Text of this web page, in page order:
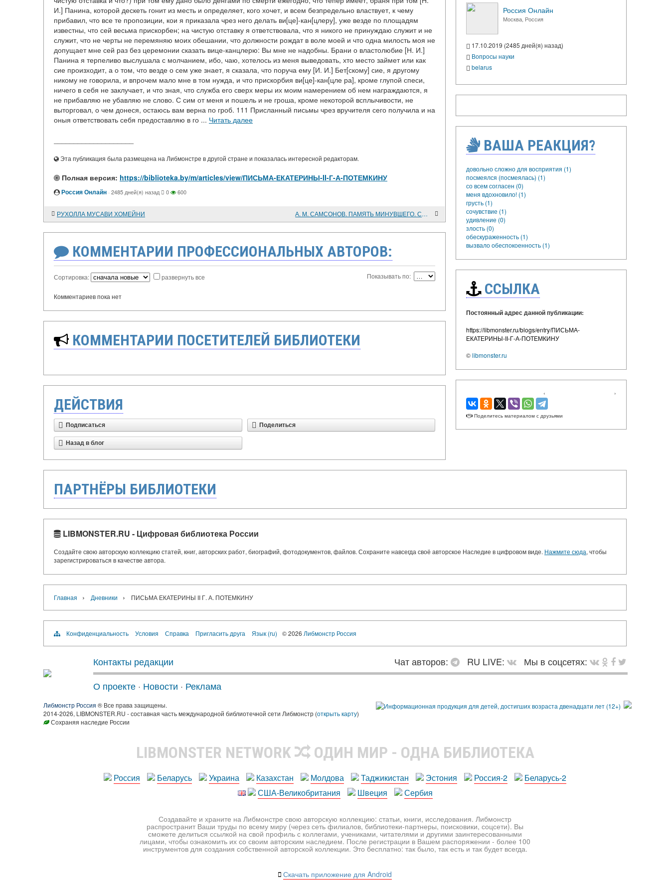
И.] Панина, которой дескеть гонит из месть и определяет, кого хочет, и всем безпредельно властвует, к чему
прибавил, что все те пропозиции, кои я приказала чрез него делать ви[це]-кан[цлеру], уже везде по площадям
известны, что сей весьма прискорбен; на чистую отставку я ответствовала, что я никого не принуждаю служит и не
служит, что не черты не перемяняю моих обешании, что должности рождат в воле моей и что одна милость моя не
допущает мне сей раз без церемонии сказать вице-канцлерю: Вы мне не надобны. Брани о властолюбие [Н. И.]
Панина я терпеливо выслушала с молчанием, ибо, чаю, хотелось из меня выведовать, хто место займет или как
сие произходит, а о том, что везде о сем уже знает, я сказала, что поруча ему [И. И.] Бет[скому] сие, я другому
никому не говорила, и впрочем мало мне в том нужда, и что прискорбия ви[це]-кан[цле ра], кроме глупой спеси,
ничего в себя не заклучает, и что зная, что служба его сверх меры их моим намерением об нем награждаются, я
не прибавляю не убавляю не слово. С сим от меня и пошель и не гроша, кроме некоторой всплычивости, не
выторговал, о чем донеся, остаюсь вам верна по гроб. 111 Присланный письмы чрез вручителя сего получила и на
оныя ответствовать себя предоставляю в го ... Читать далее
Эта публикация была размещена на Либмонстре в другой стране и показалась интересной редакторам.
Полная версия: https://biblioteka.by/m/articles/view/ПИСЬМА-ЕКАТЕРИНЫ-II-Г-А-ПОТЕМКИНУ
Россия Онлайн · 2485 дней(я) назад 0 600
РУХОЛЛА МУСАВИ ХОМЕЙНИ А. М. САМСОНОВ. ПАМЯТЬ МИНУВШЕГО. СОБЫТИЯ, ЛЮДИ, ИСТОРИЯ; А. М. САМСОНОВ. ЗНАТЬ И ПОМНИТЬ. ДИАЛОГ ИСТОРИКА С ЧИТАТЕЛЕМ
КОММЕНТАРИИ ПРОФЕССИОНАЛЬНЫХ АВТОРОВ:
Сортировка: развернуть все Показывать по:
Комментариев пока нет
КОММЕНТАРИИ ПОСЕТИТЕЛЕЙ БИБЛИОТЕКИ
ДЕЙСТВИЯ
Подписаться Поделиться
Назад в блог
Россия Онлайн
Москва, Россия
17.10.2019 (2485 дней(я) назад)
Вопросы науки
belarus
ВАША РЕАКЦИЯ?
довольно сложно для восприятия (1)
посмеялся (посмеялась) (1)
со всем согласен (0)
меня вдохновило! (1)
грусть (1)
сочувствие (1)
удивление (0)
злость (0)
обескураженность (1)
вызвало обеспокоенность (1)
ССЫЛКА
Постоянный адрес данной публикации:
https://libmonster.ru/blogs/entry/ПИСЬМА-
ЕКАТЕРИНЫ-II-Г-А-ПОТЕМКИНУ
©libmonster.ru
‹ ›
Поделитесь материалом с друзьями
ПАРТНЁРЫ БИБЛИОТЕКИ
LIBMONSTER.RU - Цифровая библиотека России
Создайте свою авторскую коллекцию статей, книг, авторских работ, биографий, фотодокументов, файлов. Сохраните навсегда своё авторское Наследие в цифровом виде. Нажмите сюда, чтобы
зарегистрироваться в качестве автора.
Главная › Дневники › ПИСЬМА ЕКАТЕРИНЫ II Г. А. ПОТЕМКИНУ
Конфиденциальность Условия Справка Пригласить друга Язык (ru) © 2026 Либмонстр Россия
Контакты редакции Чат авторов: RU LIVE:
Мы в соцсетях:
О проекте · Новости · Реклама
Либмонстр Россия ® Все права защищены.
2014-2026, LIBMONSTER.RU - составная часть международной библиотечной сети Либмонстр (открыть карту)
Сохраняя наследие России
LIBMONSTER NETWORK ОДИН МИР - ОДНА БИБЛИОТЕКА
Россия Беларусь Украина Казахстан Молдова Таджикистан Эстония Россия-2
Беларусь-2
США-Великобритания
Швеция Сербия
Создавайте и храните на Либмонстре свою авторскую коллекцию: статьи, книги, исследования. Либмонстр
распространит Ваши труды по всему миру (через сеть филиалов, библиотеки-партнеры, поисковики, соцсети). Вы
сможете делиться ссылкой на свой профиль с коллегами, учениками, читателями и другими заинтересованными
лицами, чтобы ознакомить их со своим авторским наследием. После регистрации в Вашем распоряжении - более 100
инструментов для создания собственной авторской коллекции. Это бесплатно: так было, так есть и так будет всегда.
Скачать приложение для Android